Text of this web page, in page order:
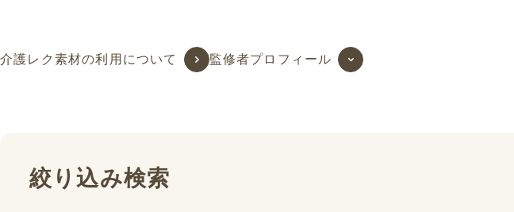
介護レク素材の利用について 監修者プロフィール
絞り込み検索